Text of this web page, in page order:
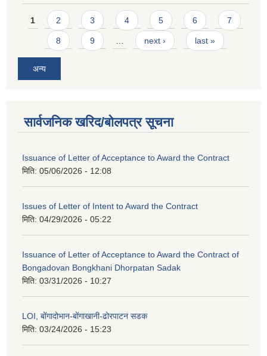
Pages
1 2 3 4 5 6 7
8 9 … next › last »
अन्य
सार्वजनिक खरिद/बोलपत्र सूचना
Issuance of Letter of Acceptance to Award the Contract
मिति: 05/06/2026 - 12:08
Issues of Letter of Intent to Award the Contract
मिति: 04/29/2026 - 05:22
Issuance of Letter of Acceptance to Award the Contract of
Bongadovan Bongkhani Dhorpatan Sadak
मिति: 03/31/2026 - 10:27
LOI, बोंगादोभान-बोंगाखानी-ढोरपाटन सडक
मिति: 03/24/2026 - 15:23